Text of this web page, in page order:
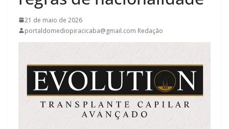
21 de maio de 2026
portaldomediopiracicaba@gmail.com Redação